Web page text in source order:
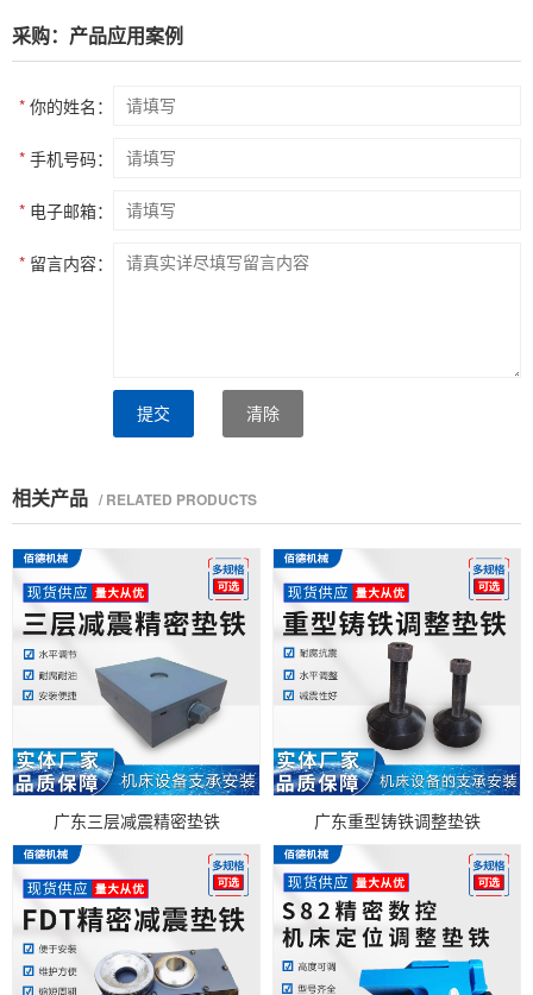
采购：产品应用案例
* 你的姓名：
* 手机号码：
* 电子邮箱：
* 留言内容：
提交 清除
相关产品 / RELATED PRODUCTS
广东三层减震精密垫铁 广东重型铸铁调整垫铁